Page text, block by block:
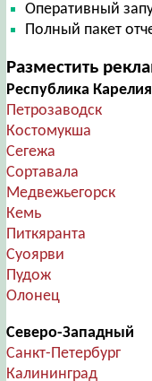
Оперативный
Полный пакет
Разместить
Республика Карелия
Петрозаводск
Костомукша
Сегежа
Сортавала
Медвежьегорск
Кемь
Питкяранта
Суоярви
Пудож
Олонец
Северо-Западный
Санкт-Петербург
Калининград